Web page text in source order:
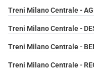
Treni Milano Centrale -
Treni Milano Centrale -
Treni Milano Centrale -
Treni Milano Centrale -